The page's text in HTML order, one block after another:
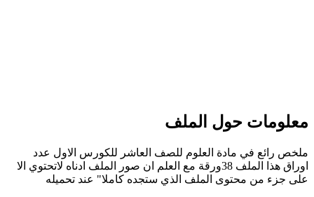
معلومات حول الملف
ملخص رائع في مادة العلوم للصف العاشر للكورس الاول عدد
اوراق هذا الملف 38ورقة مع العلم ان صور الملف ادناه لاتحتوي الا
على جزء من محتوى الملف الذي ستجده كاملا" عند تحميله